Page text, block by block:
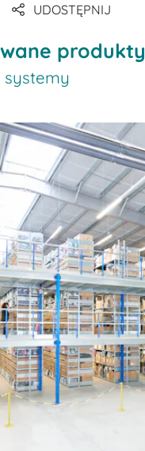
UDOSTĘPNIJ
produkty
systemy